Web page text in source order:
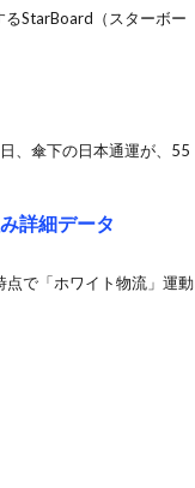
StarBoard（スターボー
、傘下の日本通運が、55
詳細データ
で「ホワイト物流」運動